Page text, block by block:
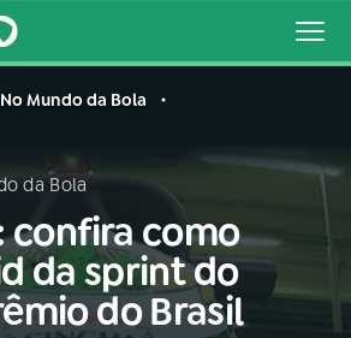
Buscar
No Mundo da Bola
da Bola
confira como
da sprint do
do Brasil